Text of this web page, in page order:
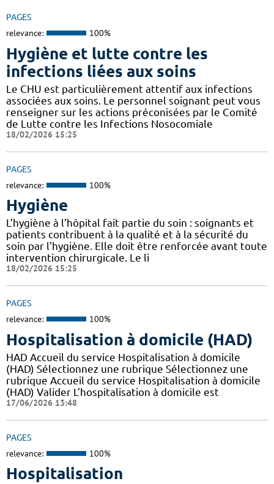
PAGES
relevance: 100%
Hygiène et lutte contre les
infections liées aux soins
Le CHU est particulièrement attentif aux infections
associées aux soins. Le personnel soignant peut vous
renseigner sur les actions préconisées par le Comité
de Lutte contre les Infections Nosocomiale
18/02/2026 15:25
PAGES
relevance: 100%
Hygiène
L’hygiène à l’hôpital fait partie du soin : soignants et
patients contribuent à la qualité et à la sécurité du
soin par l’hygiène. Elle doit être renforcée avant toute
intervention chirurgicale. Le li
18/02/2026 15:25
PAGES
relevance: 100%
Hospitalisation à domicile (HAD)
HAD Accueil du service Hospitalisation à domicile
(HAD) Sélectionnez une rubrique Sélectionnez une
rubrique Accueil du service Hospitalisation à domicile
(HAD) Valider L’hospitalisation à domicile est
17/06/2026 13:48
PAGES
relevance: 100%
Hospitalisation